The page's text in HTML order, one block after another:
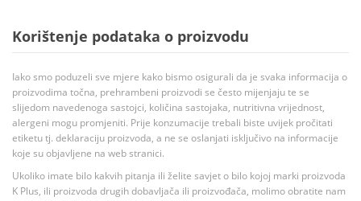
Korištenje podataka o proizvodu
Iako smo poduzeli sve mjere kako bismo osigurali da je svaka informacija o
proizvodima točna, prehrambeni proizvodi se često mijenjaju te se
slijedom navedenoga sastojci, količina sastojaka, nutritivna vrijednost,
alergeni mogu promjeniti. Prije konzumacije trebali biste uvijek pročitati
etiketu tj. deklaraciju proizvoda, a ne se oslanjati isključivo na informacije
koje su objavljene na web stranici.
Ukoliko imate bilo kakvih pitanja ili želite savjet o bilo kojoj marki proizvoda
K Plus, ili proizvoda drugih dobavljača ili proizvođača, molimo obratite nam